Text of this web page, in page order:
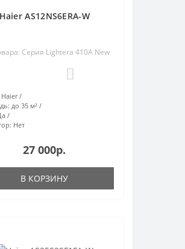
Haier AS12NS6ERA-W
Серия Lightera 410A New
Haier
до 35 м²
Нет
27 000р.
В КОРЗИНУ